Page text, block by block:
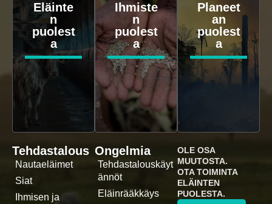
Eläinte
n
puolest
a
Ihmiste
n
puolest
a
Planeet
an
puolest
a
Tehdastalous
Nautaeläimet
Siat
Ihmisen ja
Ongelmia
Tehdastalouskäyt
ännöt
Eläinrääkkäys
OLE OSA
MUUTOSTA.
OTA TOIMINTA
ELÄINTEN
PUOLESTA.